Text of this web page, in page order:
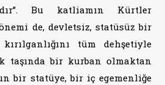
Bu katliamın Kürtler
de, devletsiz, statüsüz bir
tüm dehşetiyle
taşında bir kurban olmaktan
bir statüye, bir iç egemenliğe